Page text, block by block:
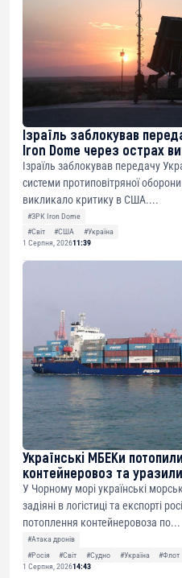
Ізраїль заблокував
Iron Dome через острах
Ізраїль заблокував передачу
системи протиповітряної
викликало критику в США....
#ЗРК Iron Dome
#Світ
#США
#Україна
1 Серпня, 202611:39
Українські МБЕКи
контейнеровоз та
У Чорному морі українські
задіяні в логістиці та експорті
потоплення контейнеровоза по...
#Атака дронів
#Росія
#Світ #Судно #Україна #Флот
1 Серпня, 202614:43